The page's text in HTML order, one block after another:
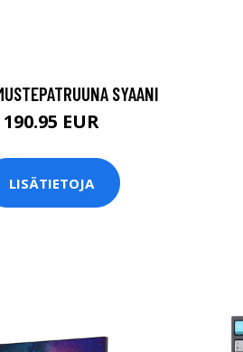
SYAANI
190.95 EUR
LISÄTIETOJA